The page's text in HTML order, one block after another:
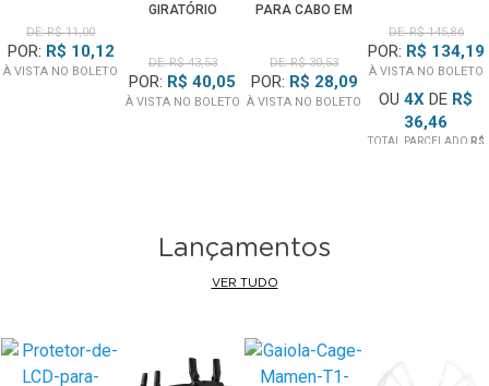
DE ESTÚDIO
DE: R$ 11,00
POR: R$ 10,12
À VISTA NO BOLETO
GIRATÓRIO
E FLASH
DE: R$ 43,53
POR: R$ 40,05
À VISTA NO BOLETO
PARA CABO EM
FOTOGRÁFICO
DE: R$ 30,53
POR: R$ 28,09
À VISTA NO BOLETO
FOTOGRÁFICO
DE: R$ 145,86
POR: R$ 134,19
À VISTA NO BOLETO
OU4X DE R$
36,46
TOTAL PARCELADO R$
Lançamentos
VER TUDO